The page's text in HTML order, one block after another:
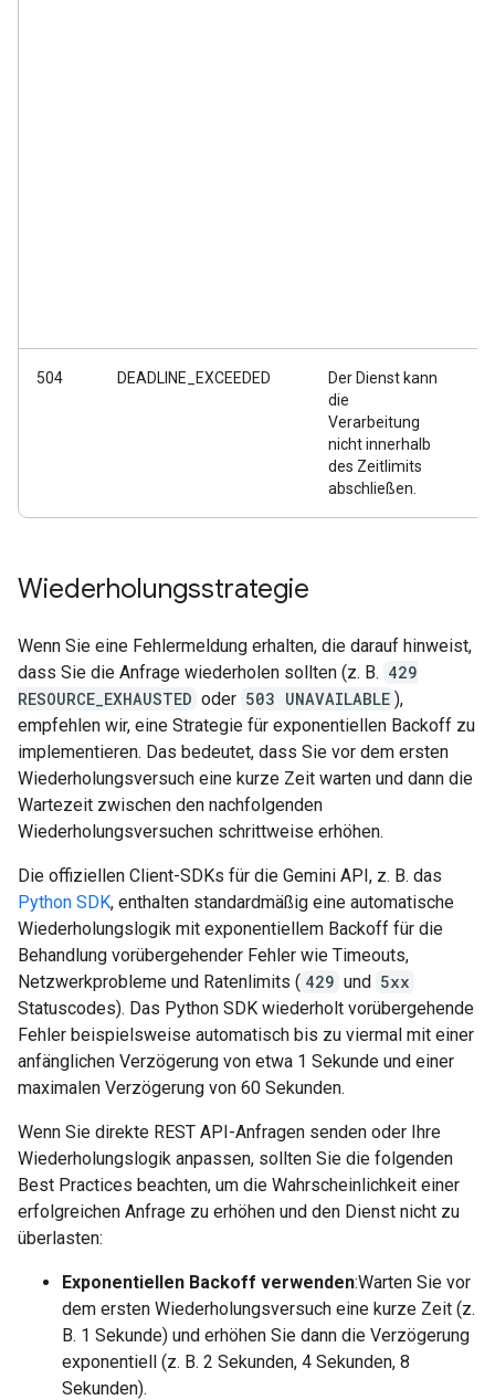
504 DEADLINE_EXCEEDED
Der Dienst kann
die
Verarbeitung
nicht innerhalb
des Zeitlimits
abschließen.
Wiederholungsstrategie
Wenn Sie eine Fehlermeldung erhalten, die darauf hinweist,
dass Sie die Anfrage wiederholen sollten (z. B. 429
RESOURCE_EXHAUSTED oder 503 UNAVAILABLE ),
empfehlen wir, eine Strategie für exponentiellen Backoff zu
implementieren. Das bedeutet, dass Sie vor dem ersten
Wiederholungsversuch eine kurze Zeit warten und dann die
Wartezeit zwischen den nachfolgenden
Wiederholungsversuchen schrittweise erhöhen.
Die offiziellen Client-SDKs für die Gemini API, z. B. das
Python SDK, enthalten standardmäßig eine automatische
Wiederholungslogik mit exponentiellem Backoff für die
Behandlung vorübergehender Fehler wie Timeouts,
Netzwerkprobleme und Ratenlimits ( 429 und 5xx
Statuscodes). Das Python SDK wiederholt vorübergehende
Fehler beispielsweise automatisch bis zu viermal mit einer
anfänglichen Verzögerung von etwa 1 Sekunde und einer
maximalen Verzögerung von 60 Sekunden.
Wenn Sie direkte REST API-Anfragen senden oder Ihre
Wiederholungslogik anpassen, sollten Sie die folgenden
Best Practices beachten, um die Wahrscheinlichkeit einer
erfolgreichen Anfrage zu erhöhen und den Dienst nicht zu
überlasten:
Exponentiellen Backoff verwenden:Warten Sie vor
dem ersten Wiederholungsversuch eine kurze Zeit (z.
B. 1 Sekunde) und erhöhen Sie dann die Verzögerung
exponentiell (z. B. 2 Sekunden, 4 Sekunden, 8
Sekunden).